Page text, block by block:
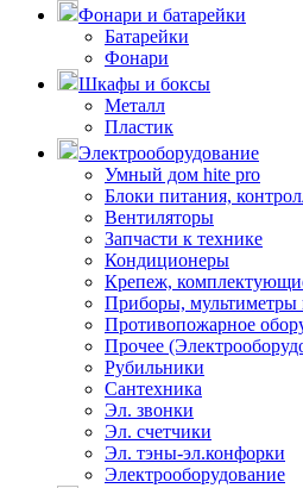
Фонари и батарейки
Батарейки
Фонари
Шкафы и боксы
Металл
Пластик
Электрооборудование
Умный дом hite pro
Блоки питания,
Вентиляторы
Запчасти к технике
Кондиционеры
Крепеж,
Приборы, мультиметры
Противопожарное
Прочее
Рубильники
Сантехника
Эл. звонки
Эл. счетчики
Эл. тэны-эл.конфорки
Электрооборудование